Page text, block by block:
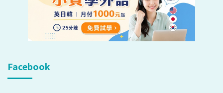
Facebook